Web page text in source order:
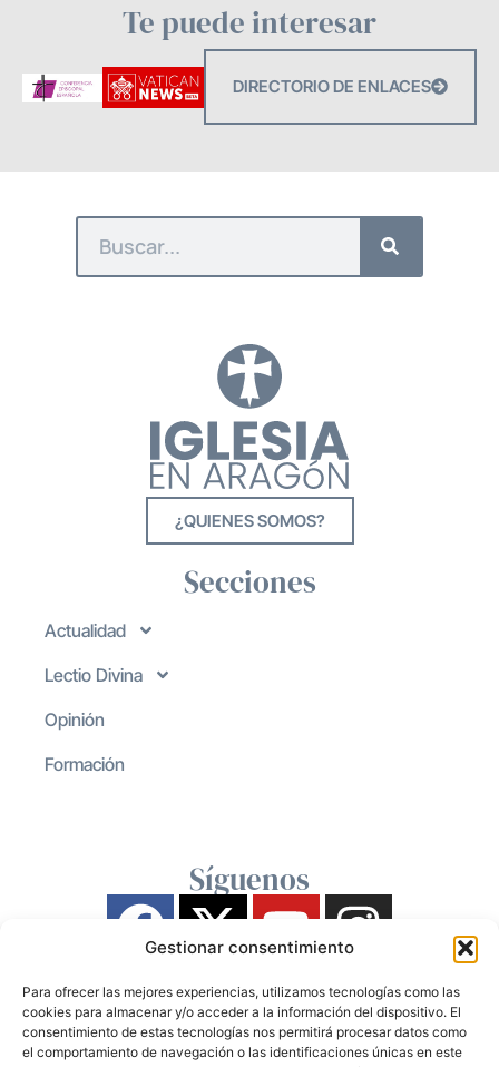
Gestionar consentimiento
Para ofrecer las mejores experiencias, utilizamos tecnologías como las
cookies para almacenar y/o acceder a la información del dispositivo. El
consentimiento de estas tecnologías nos permitirá procesar datos como
el comportamiento de navegación o las identificaciones únicas en este
Te puede interesar
DIRECTORIO DE ENLACES
¿QUIENES SOMOS?
Secciones
Actualidad
Lectio Divina
Opinión
Formación
Síguenos